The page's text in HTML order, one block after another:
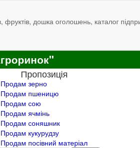
дошка оголошень, каталог
Пропозиція
Продам зерно
Продам пшеницю
Продам сою
Продам ячмінь
Продам соняшник
Продам кукурудзу
Продам посівний матеріал